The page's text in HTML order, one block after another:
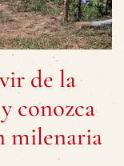
de la
conozca
milenaria